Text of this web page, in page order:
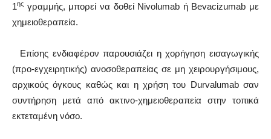
1ης γραμμής, μπορεί να δοθεί Nivolumab ή Bevacizumab με
χημειοθεραπεία.
Επίσης ενδιαφέρον παρουσιάζει η χορήγηση εισαγωγικής
(προ-εγχειρητικής) ανοσοθεραπείας σε μη χειρουργήσιμους,
αρχικούς όγκους καθώς και η χρήση του Durvalumab σαν
συντήρηση μετά από ακτινο-χημειοθεραπεία στην τοπικά
εκτεταμένη νόσο.